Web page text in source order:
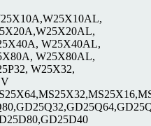
W25X40AL,
W25X80AL,
W25X32,